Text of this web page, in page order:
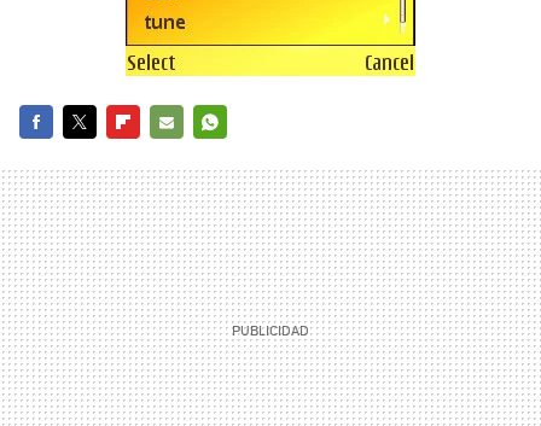
MAIL